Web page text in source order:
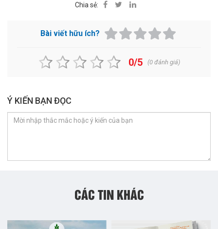
Chia sẻ:
Bài viết hữu ích?
0/5 (0đánh giá)
Ý KIẾN BẠN ĐỌC
CÁC TIN KHÁC